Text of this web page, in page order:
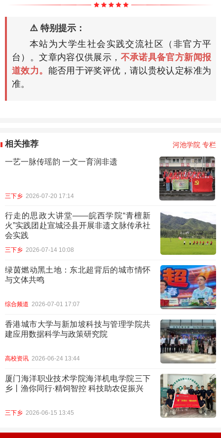
⚠️ 特别提示：
本站为大学生社会实践交流社区（非官方平
台）。文章内容仅供展示， 不承诺具备官方新闻报
道效力。 能否用于评奖评优，请以贵校认定标准为
准。
相关推荐 河池学院 专栏
一艺一脉传瑶韵 一文一育润非遗
三下乡 2026-07-20 17:14
行走的思政大讲堂——皖西学院“青檀新
火”实践团赴宣城泾县开展非遗文脉传承社
会实践
三下乡 2026-07-14 10:08
​绿茵燃动黑土地：东北超背后的城市情怀
与文体共鸣
综合频道 2026-07-01 17:07
香港城市大学与新加坡科技与管理学院共
建应用数据科学与政策研究院
高校资讯 2026-06-24 13:44
厦门海洋职业技术学院海洋机电学院三下
乡丨渔你同行·精饲智控 科技助农促振兴
三下乡 2026-06-15 13:45